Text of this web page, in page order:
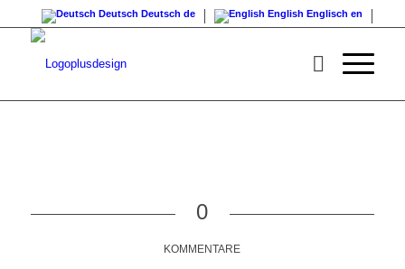
Deutsch Deutsch de English Englisch en
0
KOMMENTARE